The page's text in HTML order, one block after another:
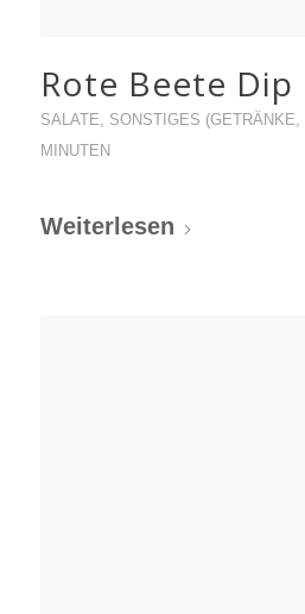
Rote Beete Dip
SALATE, SONSTIGES
MINUTEN
Weiterlesen